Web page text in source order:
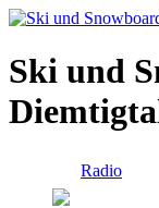
Ski und
Radio